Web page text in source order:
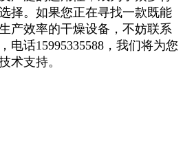
择。如果您正在寻找一款既能
产效率的干燥设备，不妨联系
电话15995335588 ，我们将为您
术支持。